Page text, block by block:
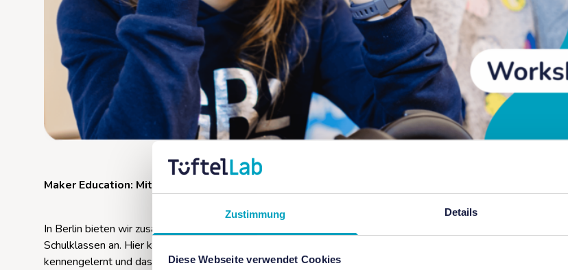
Zustimmung Details
Diese Webseite verwendet Cookies
Maker Education: Mit digitalen Werkzeugen lernen, die Zukunft zu gestalten
In Berlin bieten wir zusammen mit der Siemens Stiftung Workshops zu Maker Education und spielendem
Schulklassen an. Hier können zu Themen wie Robotik, Virtuelle Realität und Programmierung unterschiedliche
kennengelernt und das Making hautnah erlebt werden.